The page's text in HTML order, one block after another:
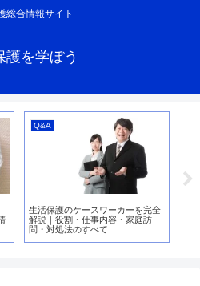
総合情報サイト
護を学ぼう
Q&A
生活保護のケースワーカーを完全
解説｜役割・仕事内容・家庭訪
問・対処法のすべて